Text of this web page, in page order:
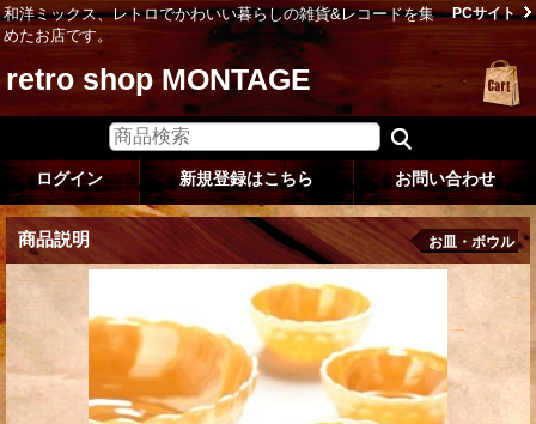
和洋ミックス、レトロでかわいい暮らしの雑貨&レコードを集
めたお店です。
PCサイト
retro shop MONTAGE
ログイン 新規登録はこちら お問い合わせ
商品説明 お皿・ボウル